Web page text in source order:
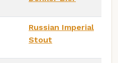
Russian Imperial
Stout